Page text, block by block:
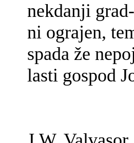
nekdanji
ni ograjen,
spada že
lasti gospod